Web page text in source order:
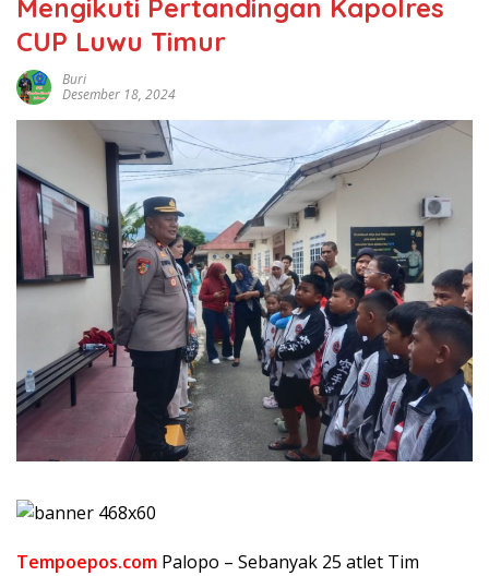
Mengikuti Pertandingan Kapolres
CUP Luwu Timur
Buri
Desember 18, 2024
Tempoepos.com Palopo – Sebanyak 25 atlet Tim